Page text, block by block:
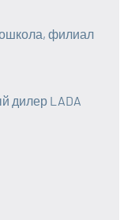
филиал
дилер LADA